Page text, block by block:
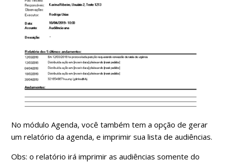
No módulo Agenda, você também tem a opção de gerar
um relatório da agenda, e imprimir sua lista de audiências.
Obs: o relatório irá imprimir as audiências somente do